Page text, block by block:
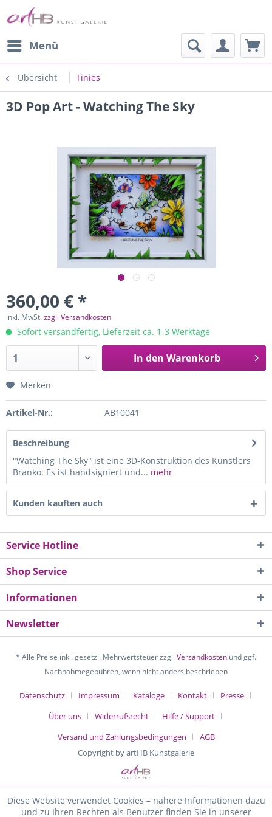
Menü
Übersicht Tinies
3D Pop Art - Watching The Sky
360,00 € *
inkl. MwSt.zzgl. Versandkosten
Sofort versandfertig, Lieferzeit ca. 1-3 Werktage
In den Warenkorb
Merken
Artikel-Nr.: AB10041
Beschreibung
"Watching The Sky" ist eine 3D-Konstruktion des Künstlers
Branko. Es ist handsigniert und... mehr
Kunden kauften auch
Service Hotline
Shop Service
Informationen
Newsletter
* Alle Preise inkl. gesetzl. Mehrwertsteuer zzgl.Versandkosten und ggf.
Nachnahmegebühren, wenn nicht anders beschrieben
Datenschutz Impressum Kataloge Kontakt
Presse
Über uns
Widerrufsrecht
Hilfe / Support
Versand und Zahlungsbedingungen
AGB
Copyright by artHB Kunstgalerie
Diese Website verwendet Cookies – nähere Informationen dazu
und zu Ihren Rechten als Benutzer finden Sie in unserer